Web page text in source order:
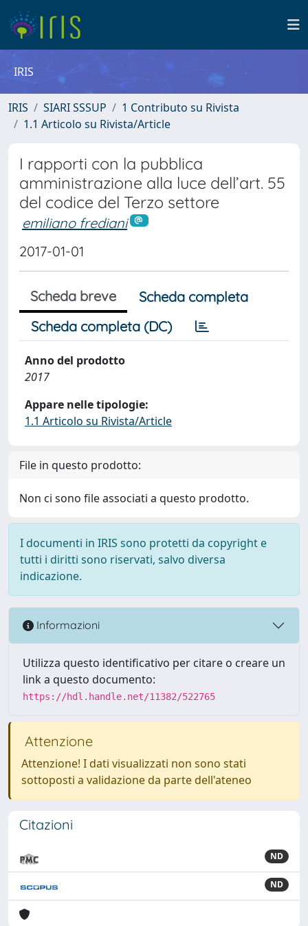
IRIS
IRIS SIARI SSSUP
1 Contributo su Rivista
1.1 Articolo su Rivista/Article
I rapporti con la pubblica
amministrazione alla luce dell’art. 55
del codice del Terzo settore
emiliano frediani
2017-01-01
Scheda breve
Scheda completa
Scheda completa (DC)
Anno del prodotto
2017
Appare nelle tipologie:
1.1 Articolo su Rivista/Article
File in questo prodotto:
Non ci sono file associati a questo prodotto.
I documenti in IRIS sono protetti da copyright e
tutti i diritti sono riservati, salvo diversa
indicazione.
Informazioni
Utilizza questo identificativo per citare o creare un
link a questo documento:
https://hdl.handle.net/11382/522765
Attenzione
Attenzione! I dati visualizzati non sono stati
sottoposti a validazione da parte dell'ateneo
Citazioni
ND
ND